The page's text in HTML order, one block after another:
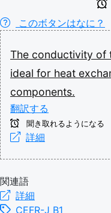
このボタンはなに？
The conductivity of
ideal for heat
components.
翻訳する
聞き取れるようになる
詳細
関連語
詳細
CEFR-J B1